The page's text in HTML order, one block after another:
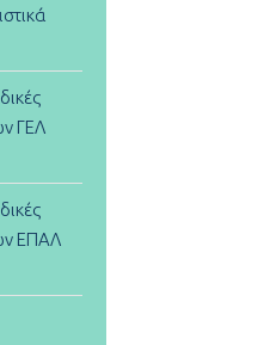
ΓΕΛ
ΕΠΑΛ